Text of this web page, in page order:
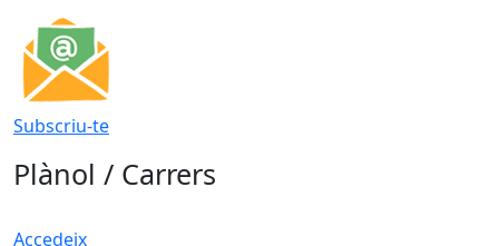
Subscriu-te
Plànol / Carrers
Accedeix